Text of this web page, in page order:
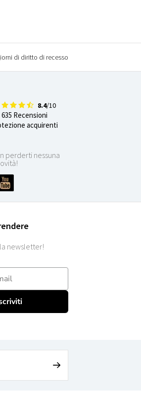
di diritto di recesso
8.4/10
635 Recensioni
acquirenti
perderti nessuna
newsletter!